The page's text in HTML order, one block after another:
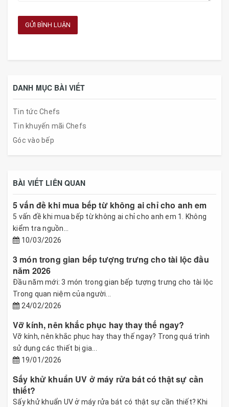
GỬI BÌNH LUẬN
DANH MỤC BÀI VIẾT
Tin tức Chefs
Tin khuyến mãi Chefs
Góc vào bếp
BÀI VIẾT LIÊN QUAN
5 vấn đề khi mua bếp từ không ai chỉ cho anh em
5 vấn đề khi mua bếp từ không ai chỉ cho anh em 1. Không
kiểm tra nguồn...
10/03/2026
3 món trong gian bếp tượng trưng cho tài lộc đầu
năm 2026
Đầu năm mới: 3 món trong gian bếp tượng trưng cho tài lộc
Trong quan niệm của người...
24/02/2026
Vỡ kính, nên khắc phục hay thay thế ngay?
Vỡ kính, nên khắc phục hay thay thế ngay? Trong quá trình
sử dụng các thiết bị gia...
19/01/2026
Sấy khử khuẩn UV ở máy rửa bát có thật sự cần
thiết?
Sấy khử khuẩn UV ở máy rửa bát có thật sự cần thiết? Khi